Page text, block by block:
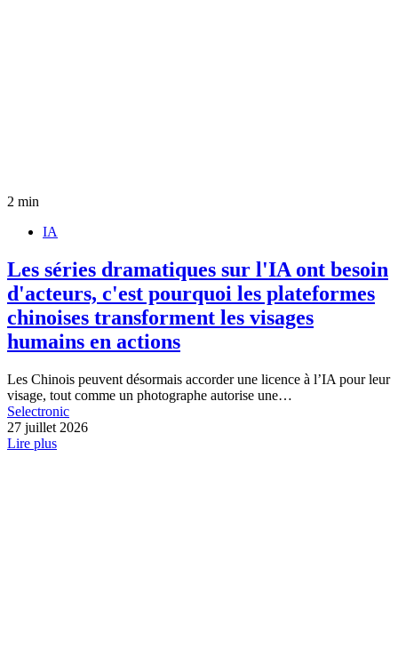
2 min
IA
Les séries dramatiques sur l'IA ont besoin
d'acteurs, c'est pourquoi les plateformes
chinoises transforment les visages
humains en actions
Les Chinois peuvent désormais accorder une licence à l’IA pour leur
visage, tout comme un photographe autorise une…
Selectronic
27 juillet 2026
Lire plus